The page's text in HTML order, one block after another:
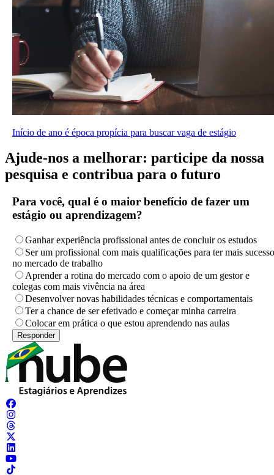
Início de ano é época propícia para buscar vaga de estágio
Ajude-nos a melhorar: participe da nossa
pesquisa e contribua para o futuro
Para você, qual é o maior benefício de fazer um
estágio ou aprendizagem?
Ganhar experiência profissional antes de concluir os estudos
Ser um profissional com mais qualificações para ter mais sucesso
no mercado de trabalho
Aprender a rotina do mercado com o apoio de um gestor e
colegas com mais vivência na área
Desenvolver novas habilidades técnicas e comportamentais
Ter a chance de ser efetivado e começar minha carreira
Colocar em prática o que estou aprendendo nas aulas